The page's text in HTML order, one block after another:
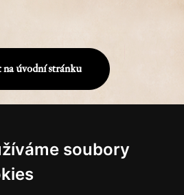
soubory
na úvodní stránku